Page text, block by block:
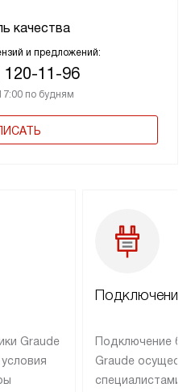
качества
и предложений:
120-11-96
по будням
Graude
Подключение
Подключение
Graude
специалистами